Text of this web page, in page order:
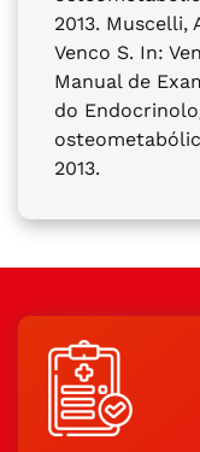
2013. Muscelli,
Venco S. In:
Manual de
do
2013.